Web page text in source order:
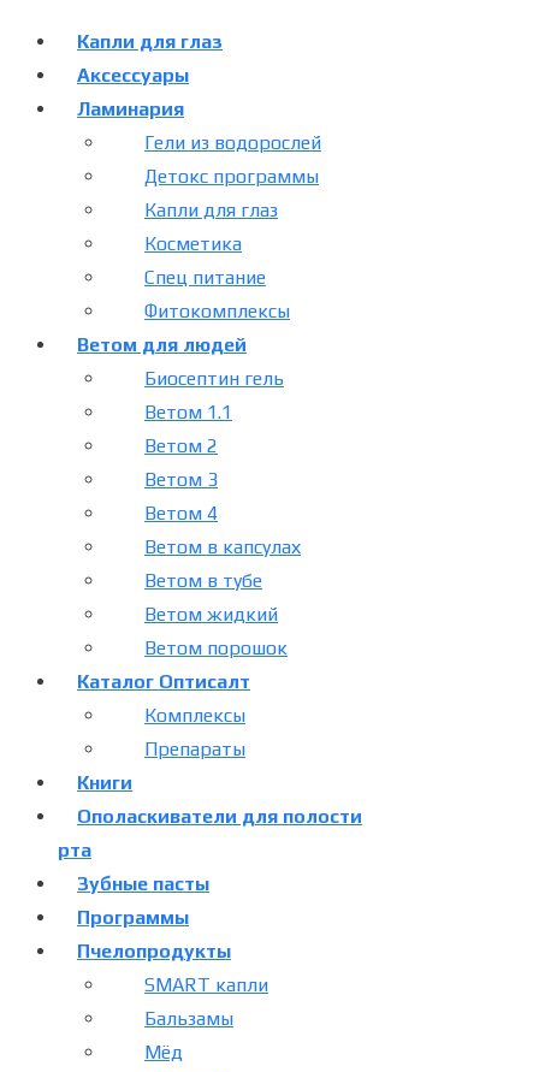
Капли для глаз
Аксессуары
Ламинария
Гели из водорослей
Детокс программы
Капли для глаз
Косметика
Спец питание
Фитокомплексы
Ветом для людей
Биосептин гель
Ветом 1.1
Ветом 2
Ветом 3
Ветом 4
Ветом в капсулах
Ветом в тубе
Ветом жидкий
Ветом порошок
Каталог Оптисалт
Комплексы
Препараты
Книги
Ополаскиватели для полости
рта
Зубные пасты
Программы
Пчелопродукты
SMART капли
Бальзамы
Мёд